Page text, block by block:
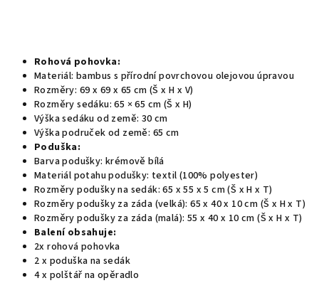
Rohová pohovka:
Materiál: bambus s přírodní povrchovou olejovou úpravou
Rozměry: 69 x 69 x 65 cm (Š x H x V)
Rozměry sedáku: 65 × 65 cm (Š x H)
Výška sedáku od země: 30 cm
Výška područek od země: 65 cm
Poduška:
Barva podušky: krémově bílá
Materiál potahu podušky: textil (100% polyester)
Rozměry podušky na sedák: 65 x 55 x 5 cm (Š x H x T)
Rozměry podušky za záda (velká): 65 x 40 x 10 cm (Š x H x T)
Rozměry podušky za záda (malá): 55 x 40 x 10 cm (Š x H x T)
Balení obsahuje:
2x rohová pohovka
2 x poduška na sedák
4 x polštář na opěradlo